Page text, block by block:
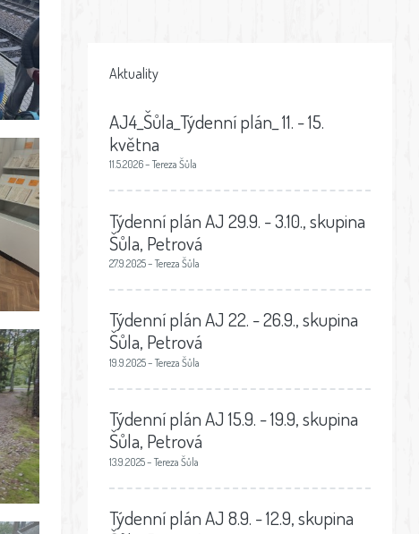
Aktuality
AJ4_Šůla_Týdenní plán_ 11. - 15.
května
11.5.2026 – Tereza Šůla
Týdenní plán AJ 29.9. - 3.10., skupina
Šůla, Petrová
27.9.2025 – Tereza Šůla
Týdenní plán AJ 22. - 26.9., skupina
Šůla, Petrová
19.9.2025 – Tereza Šůla
Týdenní plán AJ 15.9. - 19.9, skupina
Šůla, Petrová
13.9.2025 – Tereza Šůla
Týdenní plán AJ 8.9. - 12.9, skupina